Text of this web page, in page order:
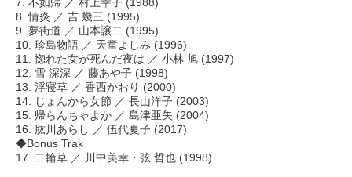
8. 情炎 ／ 吉 幾三 (1995)
9. 夢街道 ／ 山本譲二 (1995)
10. 珍島物語 ／ 天童よしみ (1996)
11. 惚れた女が死んだ夜は ／ 小林 旭 (1997)
12. 雪 深深 ／ 藤あや子 (1998)
13. 浮寝草 ／ 香西かおり (2000)
14. じょんから女節 ／ 長山洋子 (2003)
15. 帰らんちゃよか ／ 島津亜矢 (2004)
16. 肱川あらし ／ 伍代夏子 (2017)
◆Bonus Trak
17. 二輪草 ／ 川中美幸・弦 哲也 (1998)